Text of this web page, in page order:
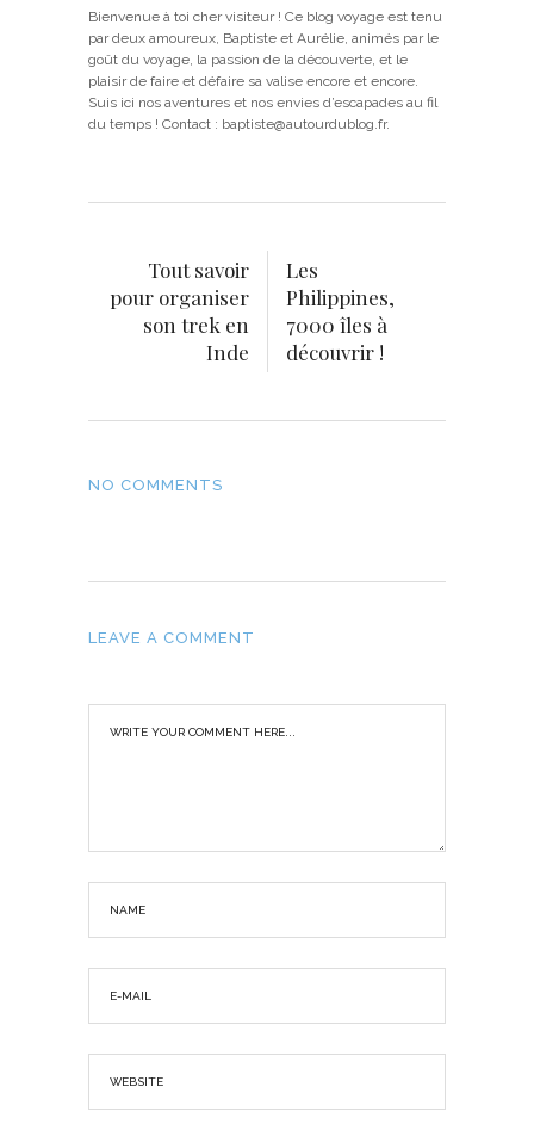
Bienvenue à toi cher visiteur ! Ce blog voyage est tenu
par deux amoureux, Baptiste et Aurélie, animés par le
goût du voyage, la passion de la découverte, et le
plaisir de faire et défaire sa valise encore et encore.
Suis ici nos aventures et nos envies d’escapades au fil
du temps ! Contact : baptiste@autourdublog.fr.
Tout savoir
pour organiser
son trek en
Inde
Les
Philippines,
7000 îles à
découvrir !
NO COMMENTS
LEAVE A COMMENT